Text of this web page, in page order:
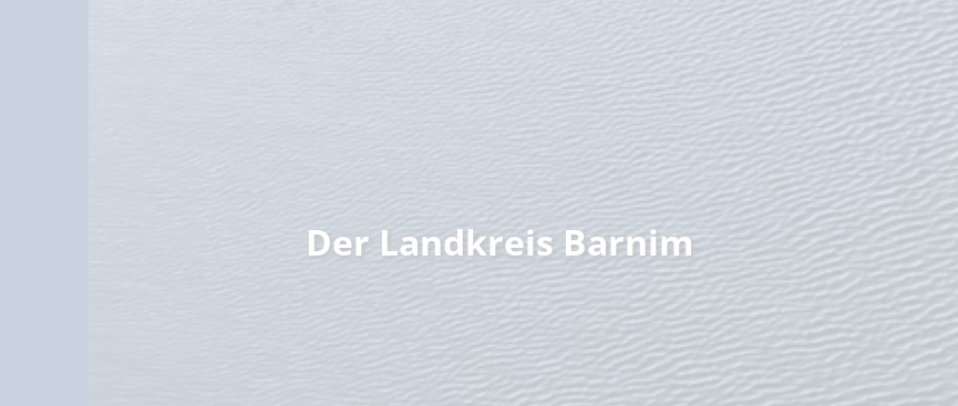
Familienzeit